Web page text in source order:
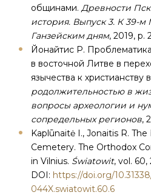
общинами. Древности
история. Выпуск 3. К 39-
Ганзейским дням, 2019, p.
Йонайтис Р.
в восточной Литве в
язычества к христианству в
родолжительностью в
вопросы археологии и
сопредельных регионов,
Kaplūnaitė I., Jonaitis R.
Cemetery. The Orthodox
in Vilnius. Światowit, vol. 60,
DOI: https://doi.org/
044X.swiatowit.60.6